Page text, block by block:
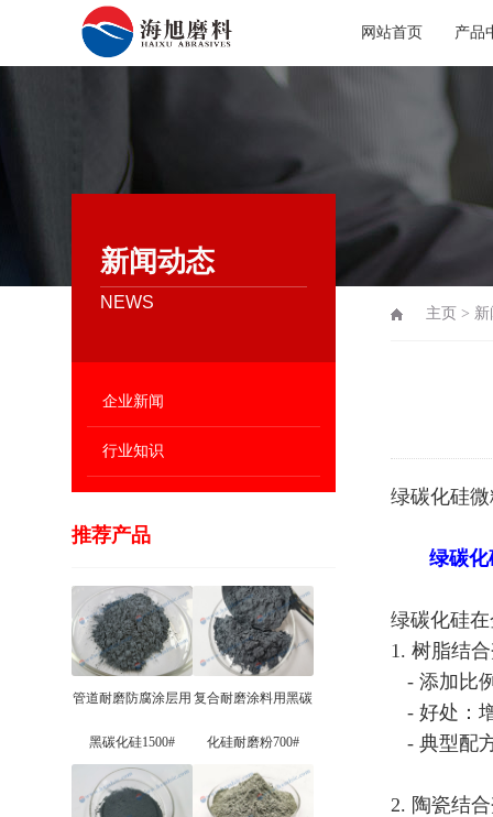
网站首页 产品
新闻动态
NEWS
企业新闻
行业知识
推荐产品
管道耐磨防腐涂层用
黑碳化硅1500#
复合耐磨涂料用黑碳
化硅耐磨粉700#
主页 >
绿碳化硅
绿碳
绿碳化硅
1. 树脂结
- 添加比
- 好处：
- 典型配
2. 陶瓷结